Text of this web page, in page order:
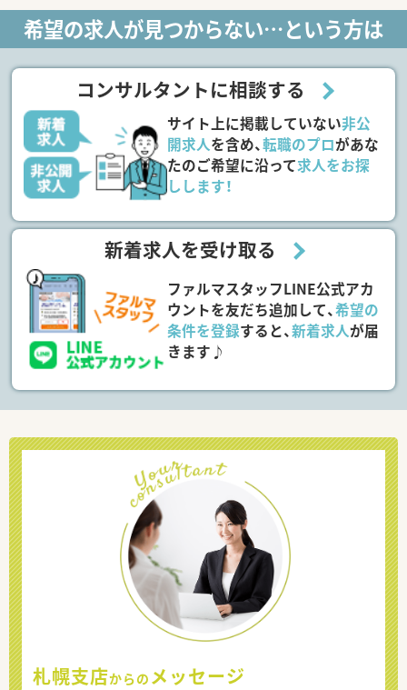
希望の求人が見つからない…という方は
コンサルタントに相談する
サイト上に掲載していない非公
開求人を含め、転職のプロがあな
たのご希望に沿って求人をお探
しします！
新着求人を受け取る
ファルマスタッフLINE公式アカ
ウントを友だち追加して、希望の
条件を登録すると、新着求人が届
きます♪
札幌支店からの メッセージ